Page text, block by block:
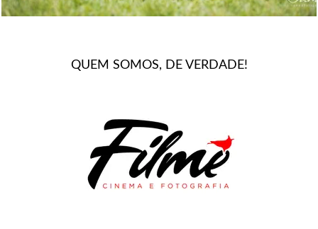
QUEM SOMOS, DE VERDADE!